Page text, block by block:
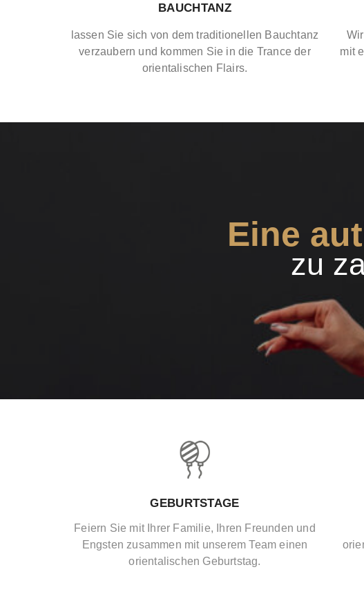
BAUCHTANZ
lassen Sie sich von dem traditionellen Bauchtanz
verzaubern und kommen Sie in die Trance der
orientalischen Flairs.
mit
Eine
zu
GEBURTSTAGE
Feiern Sie mit Ihrer Familie, Ihren Freunden und
Engsten zusammen mit unserem Team einen
orientalischen Geburtstag.